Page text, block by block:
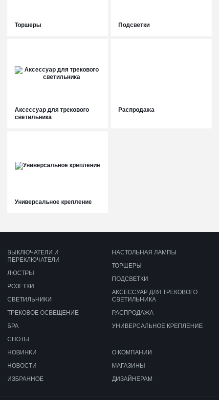
Торшеры Подсветки
Аксессуар для трекового
светильника
Распродажа
Универсальное крепление
ВЫКЛЮЧАТЕЛИ И
ПЕРЕКЛЮЧАТЕЛИ
ЛЮСТРЫ
РОЗЕТКИ
СВЕТИЛЬНИКИ
ТРЕКОВОЕ ОСВЕЩЕНИЕ
БРА
СПОТЫ
НАСТОЛЬНАЯ ЛАМПЫ
ТОРШЕРЫ
ПОДСВЕТКИ
АКСЕССУАР ДЛЯ ТРЕКОВОГО
СВЕТИЛЬНИКА
РАСПРОДАЖА
УНИВЕРСАЛЬНОЕ КРЕПЛЕНИЕ
НОВИНКИ
НОВОСТИ
ИЗБРАННОЕ
О КОМПАНИИ
МАГАЗИНЫ
ДИЗАЙНЕРАМ